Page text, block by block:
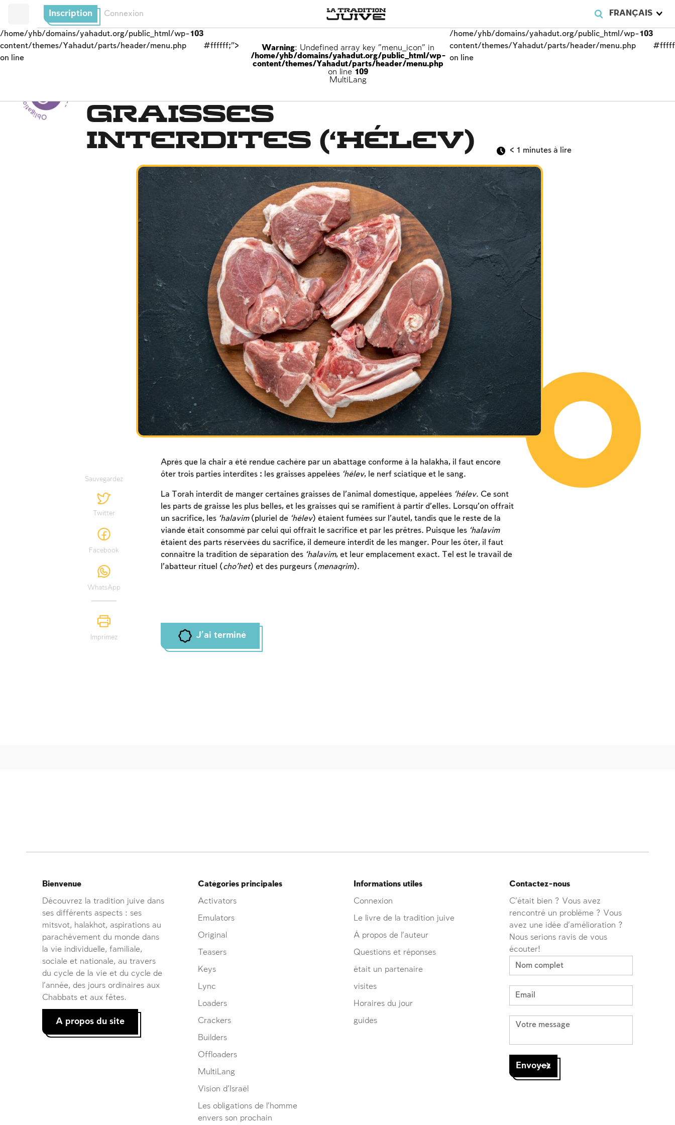
FRANÇAIS
Inscription Connexion
/home/yhb/domains/yahadut.org/public_html/wp-
content/themes/Yahadut/parts/header/menu.php
on line
103
#ffffff;">
Warning: Undefined array key "menu_icon" in
/home/yhb/domains/yahadut.org/public_html/wp-
content/themes/Yahadut/parts/header/menu.php
on line 109
MultiLang
/home/yhb/domains/yahadut.org/public_html/wp-
content/themes/Yahadut/parts/header/menu.php
on line
103
Obligations de l’homme envers Dieu -- Graisses
interdites (‘hélev)
< 1 minutes à lire
Sauvegardez
Twitter
Facebook
WhatsApp
Imprimez
Après que la chair a été rendue cachère par un abattage conforme à la halakha, il faut encore
ôter trois parties interdites : les graisses appelées ‘hélev, le nerf sciatique et le sang.
La Torah interdit de manger certaines graisses de l’animal domestique, appelées ‘hélev. Ce sont
les parts de graisse les plus belles, et les graisses qui se ramifient à partir d’elles. Lorsqu’on offrait
un sacrifice, les ‘halavim(pluriel de ‘hélev) étaient fumées sur l’autel, tandis que le reste de la
viande était consommé par celui qui offrait le sacrifice et par les prêtres. Puisque les ‘halavim
étaient des parts réservées du sacrifice, il demeure interdit de les manger. Pour les ôter, il faut
connaître la tradition de séparation des ‘halavim, et leur emplacement exact. Tel est le travail de
l’abatteur rituel (cho’het) et des purgeurs (menaqrim).
J'ai terminé
Contactez-nous
C'était bien ? Vous avez
rencontré un problème ? Vous
avez une idée d'amélioration ?
Nous serions ravis de vous
écouter!
Informations utiles
Connexion
Le livre de la tradition juive
À propos de l’auteur
Questions et réponses
était un partenaire
visites
Horaires du jour
guides
Catégories principales
Activators
Emulators
Original
Teasers
Keys
Lync
Loaders
Crackers
Builders
Offloaders
MultiLang
Vision d’Israël
Les obligations de l’homme
envers son prochain
Bienvenue
Découvrez la tradition juive dans
ses différents aspects : ses
mitsvot, halakhot, aspirations au
parachèvement du monde dans
la vie individuelle, familiale,
sociale et nationale, au travers
du cycle de la vie et du cycle de
l’année, des jours ordinaires aux
Chabbats et aux fêtes.
A propos du site